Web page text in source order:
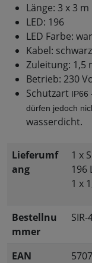
Länge: 3 x 3 m
LED: 196
LED Farbe:
Kabel: schwarz
Zuleitung: 1,5
Betrieb: 230
Schutzart IP66
dürfen jedoch
wasserdicht.
Lieferumf
ang
1 x
196
1 x
Bestellnu
mmer
SIR-
EAN